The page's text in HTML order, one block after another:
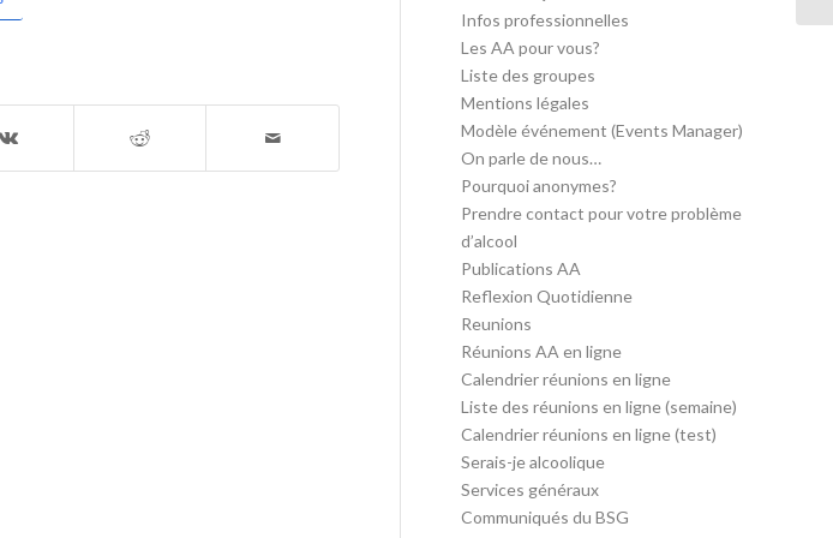
Infos professionnelles
Les AA pour vous?
Liste des groupes
Mentions légales
Modèle événement (Events Manager)
On parle de nous…
Pourquoi anonymes?
Prendre contact pour votre problème
d’alcool
Publications AA
Reflexion Quotidienne
Reunions
Réunions AA en ligne
Calendrier réunions en ligne
Liste des réunions en ligne (semaine)
Calendrier réunions en ligne (test)
Serais-je alcoolique
Services généraux
Communiqués du BSG